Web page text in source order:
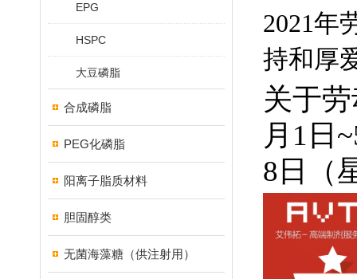
EPG
HSPC
大豆磷脂
合成磷脂
PEG化磷脂
阳离子脂质材料
胆固醇类
无菌海藻糖（供注射用）
2021年
持和厚
关于
月1日
8日（